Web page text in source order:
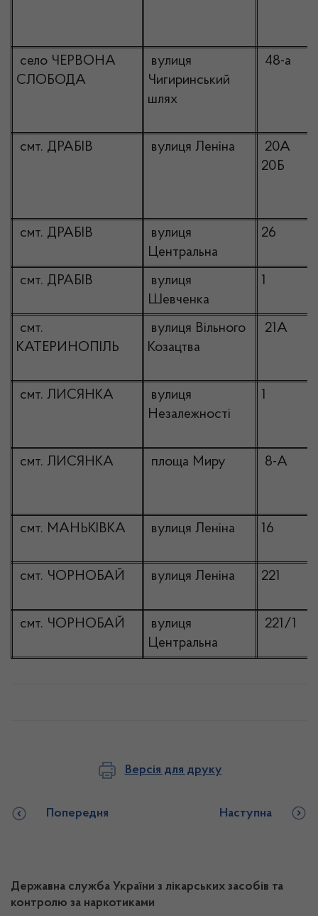
село ЧЕРВОНА
СЛОБОДА
вулиця
Чигиринський
шлях
48-а
смт. ДРАБІВ вулиця Леніна
20А
20Б
смт. ДРАБІВ
вулиця
Центральна
26
смт. ДРАБІВ
вулиця
Шевченка
1
смт.
КАТЕРИНОПІЛЬ
вулиця Вільного
Козацтва
21А
смт. ЛИСЯНКА
вулиця
Незалежності
1
смт. ЛИСЯНКА площа Миру 8-А
смт. МАНЬКІВКА вулиця Леніна 16
смт. ЧОРНОБАЙ вулиця Леніна 221
смт. ЧОРНОБАЙ
вулиця
Центральна
221/1
Версія для друку
Попередня Наступна
Державна служба України з лікарських засобів та
контролю за наркотиками